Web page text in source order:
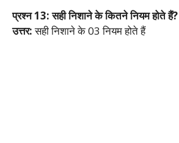
प्रश्न 13: सही निशाने के कितने नियम होते हैं?
उत्तर:सही निशाने के 03 नियम होते हैं